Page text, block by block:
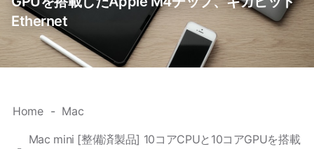
Ethernet
Home Mac
Mac mini [整備済製品] 10コアCPUと10コアGPUを搭載